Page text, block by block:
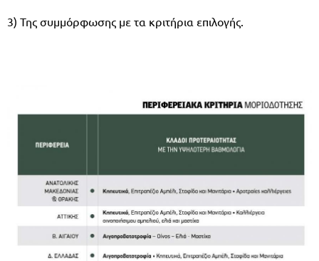
3) Της συµµόρφωσης µε τα κριτήρια επιλογής.